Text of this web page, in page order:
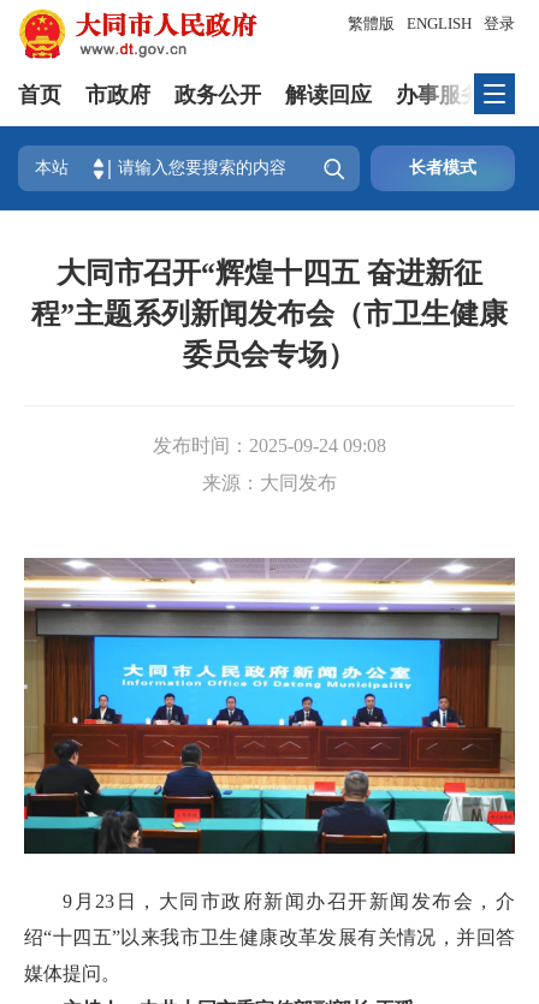
登录
繁體版 ENGLISH
首页 市政府 政务公开 解读回应 办事服务
本站  长者模式
大同市召开“辉煌十四五 奋进新征
程”主题系列新闻发布会（市卫生健康
委员会专场）
发布时间： 2025-09-24 09:08
来源： 大同发布
9月23日，大同市政府新闻办召开新闻发布会，介
绍“十四五”以来我市卫生健康改革发展有关情况，并回答
媒体提问。